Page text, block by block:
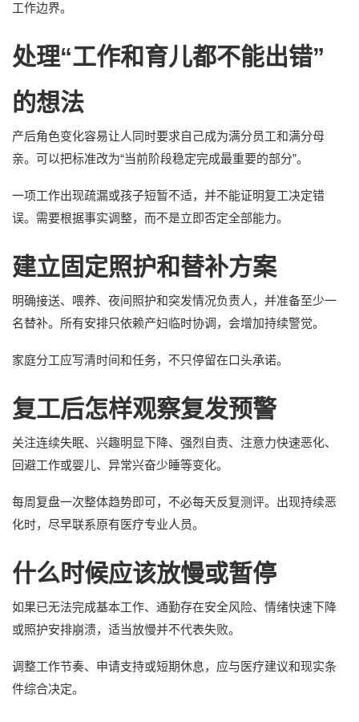
工作边界。
处理“工作和育儿都不能出错”
的想法
产后角色变化容易让人同时要求自己成为满分员工和满分母
亲。可以把标准改为“当前阶段稳定完成最重要的部分”。
一项工作出现疏漏或孩子短暂不适，并不能证明复工决定错
误。需要根据事实调整，而不是立即否定全部能力。
建立固定照护和替补方案
明确接送、喂养、夜间照护和突发情况负责人，并准备至少一
名替补。所有安排只依赖产妇临时协调，会增加持续警觉。
家庭分工应写清时间和任务，不只停留在口头承诺。
复工后怎样观察复发预警
关注连续失眠、兴趣明显下降、强烈自责、注意力快速恶化、
回避工作或婴儿、异常兴奋少睡等变化。
每周复盘一次整体趋势即可，不必每天反复测评。出现持续恶
化时，尽早联系原有医疗专业人员。
什么时候应该放慢或暂停
如果已无法完成基本工作、通勤存在安全风险、情绪快速下降
或照护安排崩溃，适当放慢并不代表失败。
调整工作节奏、申请支持或短期休息，应与医疗建议和现实条
件综合决定。